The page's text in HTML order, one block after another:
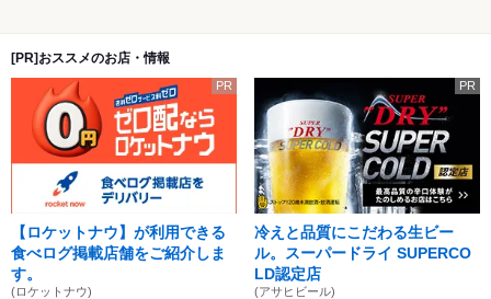
[PR]おススメのお店・情報
PR
【ロケットナウ】が利用できる
食べログ掲載店舗をご紹介しま
す。
(ロケットナウ)
PR
冷えと品質にこだわる生ビー
ル。スーパードライ SUPERCO
LD認定店
(アサヒビール)